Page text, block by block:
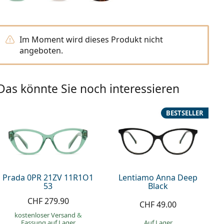
Im Moment wird dieses Produkt nicht
angeboten.
könnte Sie noch interessieren
Prada 0PR 21ZV 11R1O1
53
CHF 279.90
kostenloser Versand &
Lentiamo Anna Deep
Black
BESTSELLER
CHF 49.00